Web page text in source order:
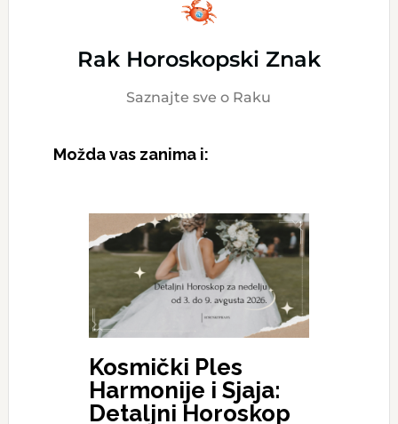
Rak Horoskopski Znak
Saznajte sve o Raku
Možda vas zanima i:
Kosmički Ples
Harmonije i Sjaja:
Detaljni Horoskop